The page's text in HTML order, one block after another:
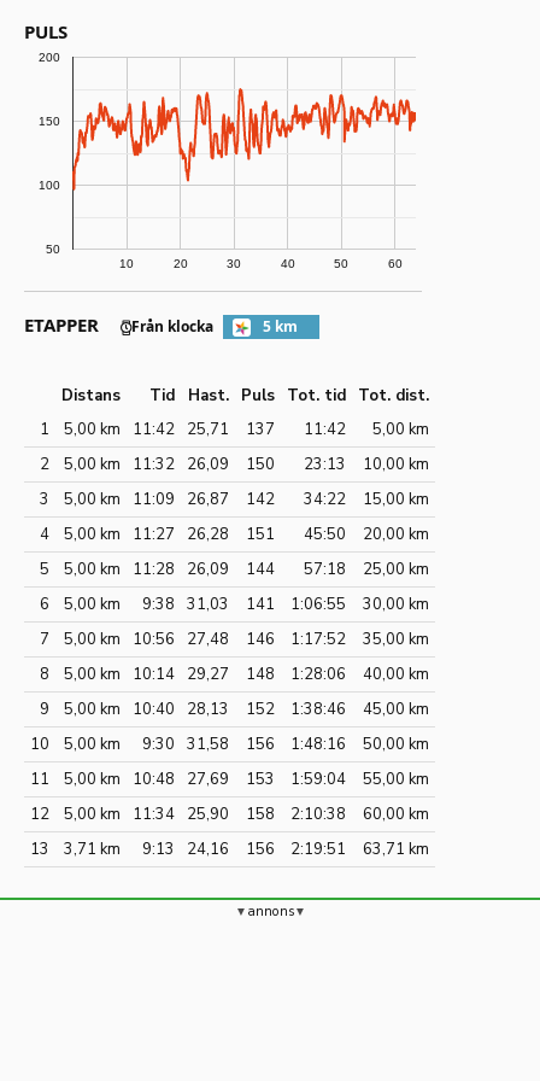
PULS
10 20 30 40 50 60
50
100
150
200
ETAPPER Från klocka 5 km
Distans Tid Hast. Puls Tot. tid
Tot. dist.
1
5,00 km 11:42 25,71 137 11:42
5,00 km
2
5,00 km 11:32 26,09 150 23:13
10,00 km
3
5,00 km 11:09 26,87 142 34:22
15,00 km
4
5,00 km 11:27 26,28 151 45:50
20,00 km
5
5,00 km 11:28 26,09 144 57:18
25,00 km
6
5,00 km 9:38 31,03 141 1:06:55
30,00 km
7
5,00 km 10:56 27,48 146 1:17:52
35,00 km
8
5,00 km 10:14 29,27 148 1:28:06
40,00 km
9
5,00 km 10:40 28,13 152 1:38:46
45,00 km
10
5,00 km 9:30 31,58 156 1:48:16
50,00 km
11
5,00 km 10:48 27,69 153 1:59:04
55,00 km
12
5,00 km 11:34 25,90 158 2:10:38
60,00 km
13
3,71 km 9:13 24,16 156 2:19:51 63,71 km
annons